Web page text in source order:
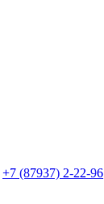
+7 (87937) 2-22-96